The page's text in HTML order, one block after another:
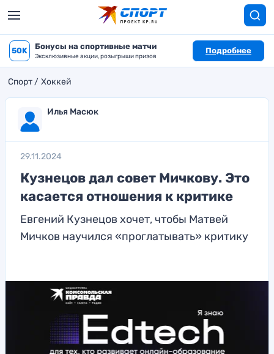
50K Бонусы на спортивные матчи
Эксклюзивные акции, розыгрыши призов
Подробнее
Спорт Хоккей
Илья Масюк
29.11.2024
Кузнецов дал совет Мичкову. Это
касается отношения к критике
Евгений Кузнецов хочет, чтобы Матвей
Мичков научился «проглатывать» критику